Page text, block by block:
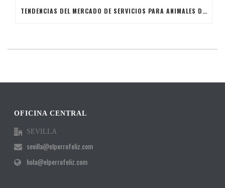
TENDENCIAS DEL MERCADO DE SERVICIOS PARA ANIMALES DE COMPAÑÍA
OFICINA CENTRAL
SEVILLA
sevilla@elperrofeliz.com
hola@elperrofeliz.com